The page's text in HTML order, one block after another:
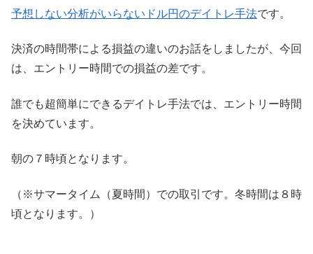
予想しない分析がいらないドル円のデイトレ手法です。
決済の時間帯による損益の違いのお話をしましたが、今回
は、エントリー時間での損益の差です。
誰でも超簡単にできるデイトレ手法では、エントリー時間
を決めています。
朝の７時頃となります。
（※サマータイム（夏時間）での取引です。冬時間は８時
頃となります。）